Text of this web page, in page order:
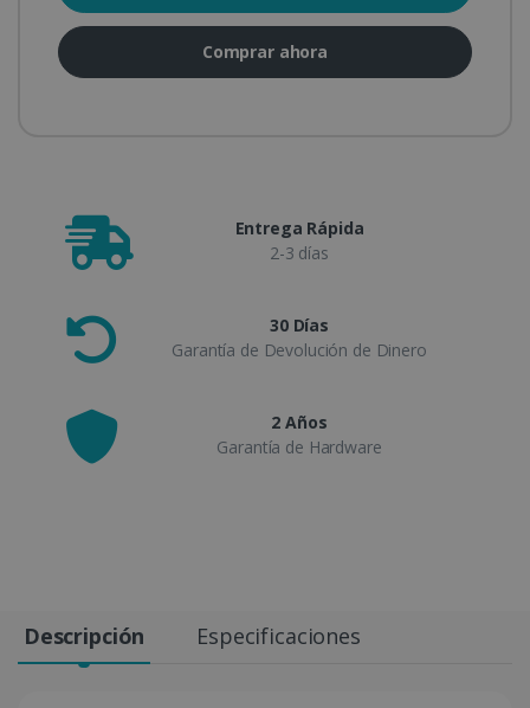
Comprar ahora
Entrega Rápida
2-3 días
30 Días
Garantía de Devolución de Dinero
2 Años
Garantía de Hardware
Descripción Especificaciones